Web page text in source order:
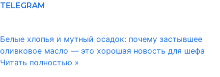
TELEGRAM
Белые хлопья и мутный осадок: почему застывшее
оливковое масло — это хорошая новость для шефа
Читать полностью »